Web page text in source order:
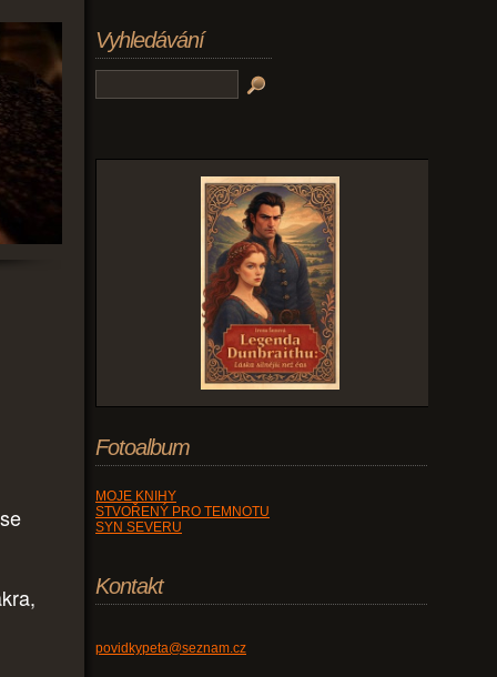
Vyhledávání
Fotoalbum
MOJE KNIHY
STVOŘENÝ PRO TEMNOTU
SYN SEVERU
Kontakt
povidkypeta@seznam.cz